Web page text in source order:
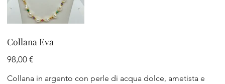
Collana Eva
Prezzo
98,00 €
Collana in argento con perle di acqua dolce, ametista e